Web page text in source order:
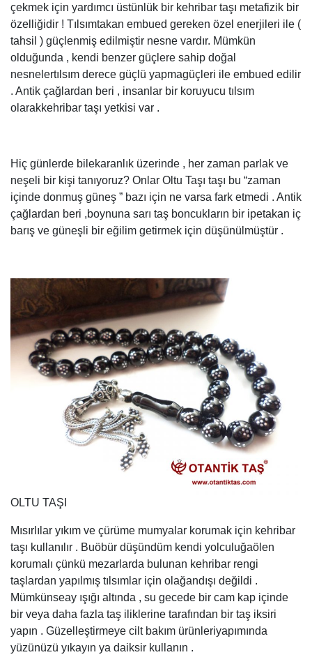
çekmek için yardımcı üstünlük bir kehribar taşı metafizik bir
özelliğidir ! Tılsımtakan embued gereken özel enerjileri ile (
tahsil ) güçlenmiş edilmiştir nesne vardır. Mümkün
olduğunda , kendi benzer güçlere sahip doğal
nesnelertılsım derece güçlü yapmagüçleri ile embued edilir
. Antik çağlardan beri , insanlar bir koruyucu tılsım
olarakkehribar taşı yetkisi var .
Hiç günlerde bilekaranlık üzerinde , her zaman parlak ve
neşeli bir kişi tanıyoruz? Onlar Oltu Taşı taşı bu “zaman
içinde donmuş güneş ” bazı için ne varsa fark etmedi . Antik
çağlardan beri ,boynuna sarı taş boncukların bir ipetakan iç
barış ve güneşli bir eğilim getirmek için düşünülmüştür .
OLTU TAŞI
Mısırlılar yıkım ve çürüme mumyalar korumak için kehribar
taşı kullanılır . Buöbür düşündüm kendi yolculuğaölen
korumalı çünkü mezarlarda bulunan kehribar rengi
taşlardan yapılmış tılsımlar için olağandışı değildi .
Mümkünseay ışığı altında , su gecede bir cam kap içinde
bir veya daha fazla taş iliklerine tarafından bir taş iksiri
yapın . Güzelleştirmeye cilt bakım ürünleriyapımında
yüzünüzü yıkayın ya daiksir kullanın .